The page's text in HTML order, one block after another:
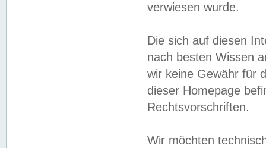
verwiesen wurde.
Die sich auf diesen
nach besten Wissen
wir keine Gewähr für
dieser Homepage
Rechtsvorschriften.
Wir möchten